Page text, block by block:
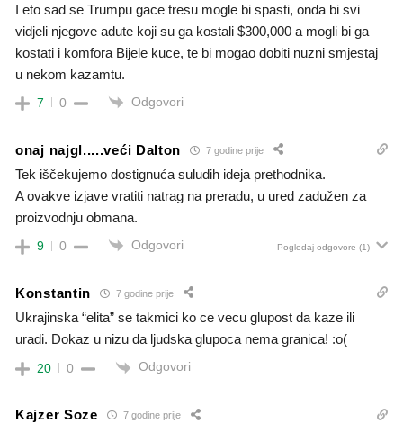
I eto sad se Trumpu gace tresu mogle bi spasti, onda bi svi
vidjeli njegove adute koji su ga kostali $300,000 a mogli bi ga
kostati i komfora Bijele kuce, te bi mogao dobiti nuzni smjestaj
u nekom kazamtu.
7 0 Odgovori
onaj najgl.....veći Dalton 7 godine prije
Tek iščekujemo dostignuća suludih ideja prethodnika.
A ovakve izjave vratiti natrag na preradu, u ured zadužen za
proizvodnju obmana.
9 0 Odgovori Pogledaj odgovore (1)
Konstantin 7 godine prije
Ukrajinska “elita” se takmici ko ce vecu glupost da kaze ili
uradi. Dokaz u nizu da ljudska glupoca nema granica! :o(
20 0 Odgovori
Kajzer Soze 7 godine prije